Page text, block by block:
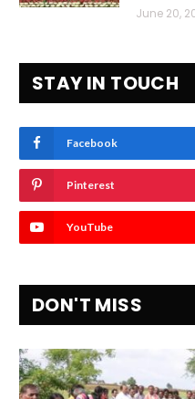
June 20,
STAY IN TOUCH
Facebook
Pinterest
YouTube
DON'T MISS